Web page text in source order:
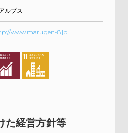
ルプス
www.marugen-8.jp
た経営方針等